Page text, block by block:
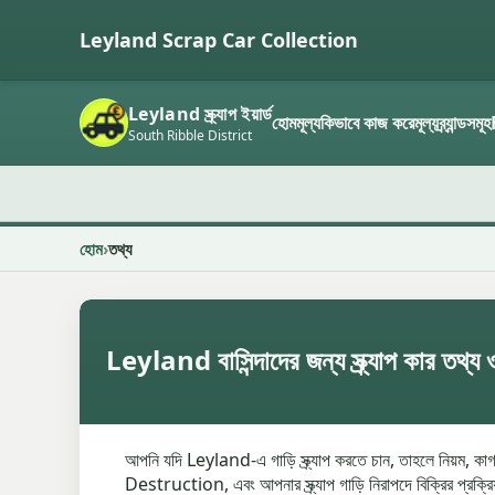
Leyland Scrap Car Collection
Leyland স্ক্র্যাপ ইয়ার্ড
South Ribble District হোমমূল্যকিভাবে কাজ করেমূল্যব্র্যান্ডসমূহ
হোম তথ্য
Leyland বাসিন্দাদের জন্য স্ক্র্যাপ কার
আপনি যদি Leyland-এ গাড়ি স্ক্র্যাপ করতে চান, তাহলে নিয়ম,
Destruction, এবং আপনার স্ক্র্যাপ গাড়ি নিরাপদে বিক্রির